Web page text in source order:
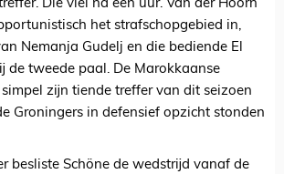
Die viel na een uur. Van der Hoorn
het strafschopgebied in,
Nemanja Gudelj en die bediende El
de tweede paal. De Marokkaanse
zijn tiende treffer van dit seizoen
Groningers in defensief opzicht stonden
besliste Schöne de wedstrijd vanaf de